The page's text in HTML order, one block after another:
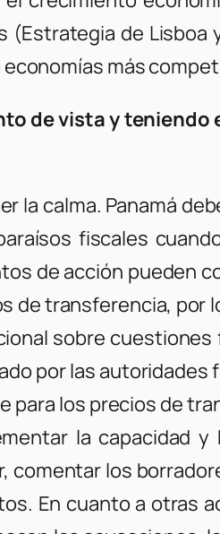
de Lisboa
más
de vista y
la calma. Panamá
fiscales
de acción pueden
de transferencia, por
sobre
por las
para los precios de
la capacidad
comentar los
En cuanto a otras